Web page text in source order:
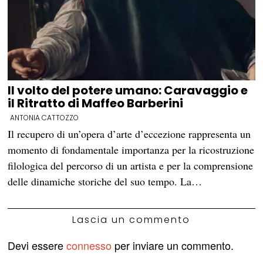
Il volto del potere umano: Caravaggio e
il Ritratto di Maffeo Barberini
ANTONIA CATTOZZO
Il recupero di un’opera d’arte d’eccezione rappresenta un
momento di fondamentale importanza per la ricostruzione
filologica del percorso di un artista e per la comprensione
delle dinamiche storiche del suo tempo. La…
Lascia un commento
Devi essereconnesso per inviare un commento.